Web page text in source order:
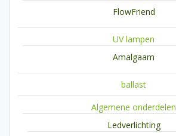
FlowFriend
UV lampen
Amalgaam
ballast
Algemene onderdelen
Ledverlichting